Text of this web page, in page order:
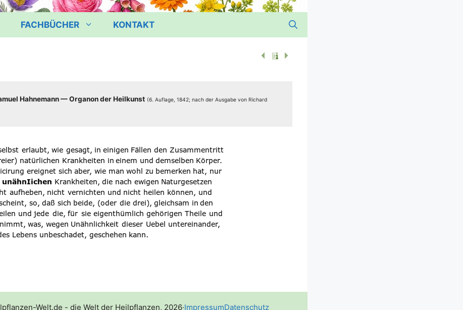
FACHBÜCHER KONTAKT
Hah­ne­mann — Orga­non der Heil­kunst (6. Auf­la­ge, 1842; nach der Aus­ga­be von Richard
Welt.de - die Welt der Heilpflanzen, 2026·ImpressumDatenschutz